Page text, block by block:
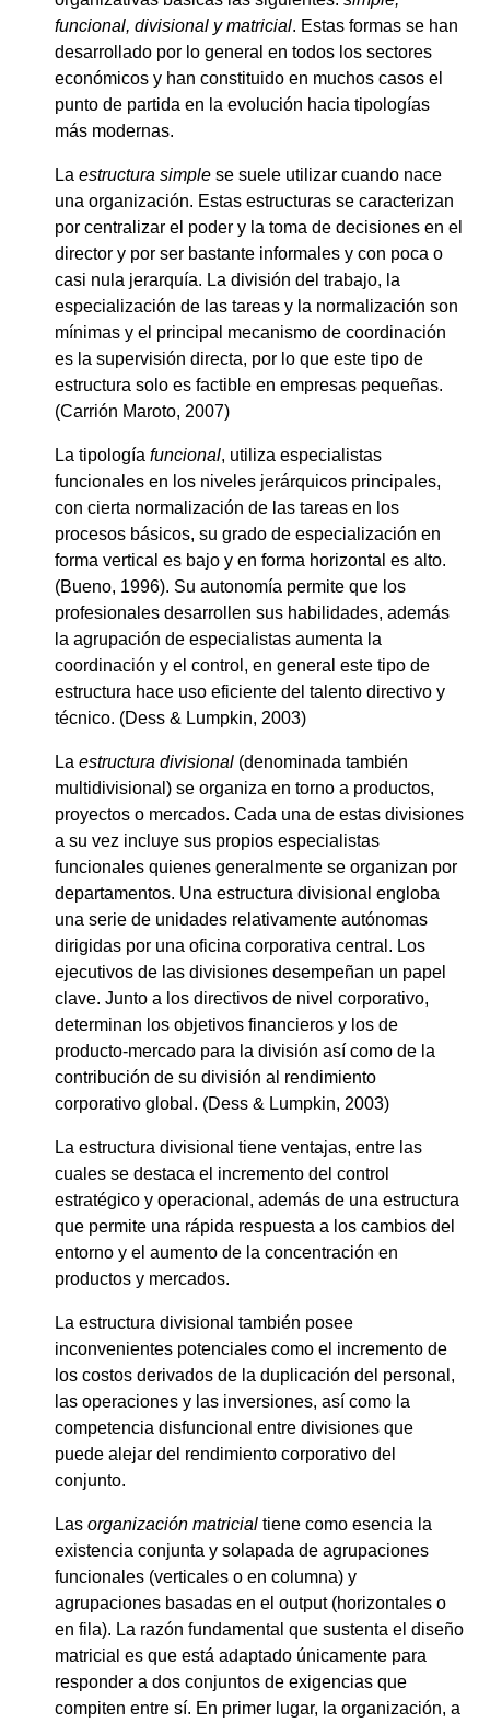
funcional, divisional y matricial. Estas formas se han
desarrollado por lo general en todos los sectores
económicos y han constituido en muchos casos el
punto de partida en la evolución hacia tipologías
más modernas.
La estructura simple se suele utilizar cuando nace
una organización. Estas estructuras se caracterizan
por centralizar el poder y la toma de decisiones en el
director y por ser bastante informales y con poca o
casi nula jerarquía. La división del trabajo, la
especialización de las tareas y la normalización son
mínimas y el principal mecanismo de coordinación
es la supervisión directa, por lo que este tipo de
estructura solo es factible en empresas pequeñas.
(Carrión Maroto, 2007)
La tipología funcional, utiliza especialistas
funcionales en los niveles jerárquicos principales,
con cierta normalización de las tareas en los
procesos básicos, su grado de especialización en
forma vertical es bajo y en forma horizontal es alto.
(Bueno, 1996). Su autonomía permite que los
profesionales desarrollen sus habilidades, además
la agrupación de especialistas aumenta la
coordinación y el control, en general este tipo de
estructura hace uso eficiente del talento directivo y
técnico. (Dess & Lumpkin, 2003)
La estructura divisional (denominada también
multidivisional) se organiza en torno a productos,
proyectos o mercados. Cada una de estas divisiones
a su vez incluye sus propios especialistas
funcionales quienes generalmente se organizan por
departamentos. Una estructura divisional engloba
una serie de unidades relativamente autónomas
dirigidas por una oficina corporativa central. Los
ejecutivos de las divisiones desempeñan un papel
clave. Junto a los directivos de nivel corporativo,
determinan los objetivos financieros y los de
producto-mercado para la división así como de la
contribución de su división al rendimiento
corporativo global. (Dess & Lumpkin, 2003)
La estructura divisional tiene ventajas, entre las
cuales se destaca el incremento del control
estratégico y operacional, además de una estructura
que permite una rápida respuesta a los cambios del
entorno y el aumento de la concentración en
productos y mercados.
La estructura divisional también posee
inconvenientes potenciales como el incremento de
los costos derivados de la duplicación del personal,
las operaciones y las inversiones, así como la
competencia disfuncional entre divisiones que
puede alejar del rendimiento corporativo del
conjunto.
Las organización matricial tiene como esencia la
existencia conjunta y solapada de agrupaciones
funcionales (verticales o en columna) y
agrupaciones basadas en el output (horizontales o
en fila). La razón fundamental que sustenta el diseño
matricial es que está adaptado únicamente para
responder a dos conjuntos de exigencias que
compiten entre sí. En primer lugar, la organización, a